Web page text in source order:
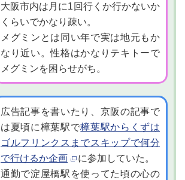
大阪市内は月に1回行くか行かないか
くらいでかなり疎い。
メグミンとは同い年で実は地元もか
なり近い。性格はかなりテキトーで
メグミンを困らせがち。
広告記事を書いたり、京阪の記事で
は夏頃に樟葉駅で樟葉駅からくずは
ゴルフリンクスまでスキップで何分
で行けるか企画
に参加していた。
通勤で淀屋橋駅を使ってた頃の心の